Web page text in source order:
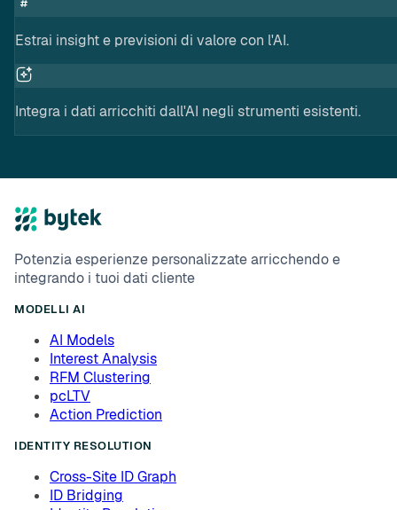
Estrai insight e previsioni di valore con l'AI.
Integra i dati arricchiti dall'AI negli strumenti esistenti.
Potenzia esperienze personalizzate arricchendo e
integrando i tuoi dati cliente
MODELLI AI
AI Models
Interest Analysis
RFM Clustering
pcLTV
Action Prediction
IDENTITY RESOLUTION
Cross-Site ID Graph
ID Bridging